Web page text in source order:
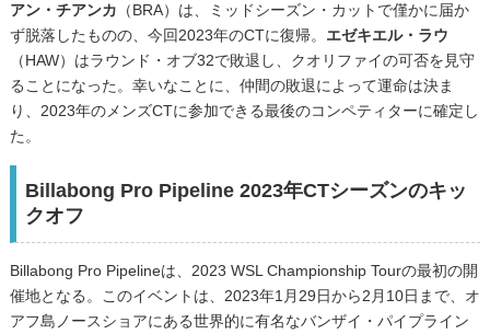
アン・チアンカ （BRA）は、ミッドシーズン・カットで僅かに届か
ず脱落したものの、今回2023年のCTに復帰。 エゼキエル・ラウ
（HAW）はラウンド・オブ32で敗退し、クオリファイの可否を見守
ることになった。幸いなことに、仲間の敗退によって運命は決ま
り、2023年のメンズCTに参加できる最後のコンペティターに確定し
た。
Billabong Pro Pipeline 2023年CTシーズンのキッ
クオフ
Billabong Pro Pipelineは、2023 WSL Championship Tourの最初の開
催地となる。このイベントは、2023年1月29日から2月10日まで、オ
アフ島ノースショアにある世界的に有名なバンザイ・パイプライン